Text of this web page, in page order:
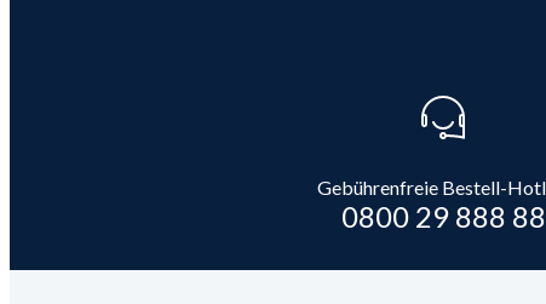
Gebührenfreie Bestell-
0800 29 888 88